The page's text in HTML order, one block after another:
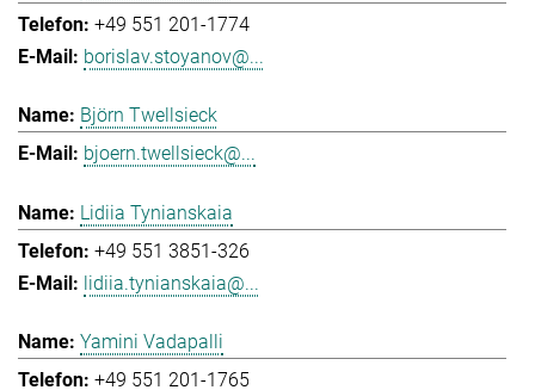
+49 551 201-1774
borislav.stoyanov@...
Björn Twellsieck
bjoern.twellsieck@...
Lidiia Tynianskaia
+49 551 3851-326
lidiia.tynianskaia@...
Yamini Vadapalli
+49 551 201-1765